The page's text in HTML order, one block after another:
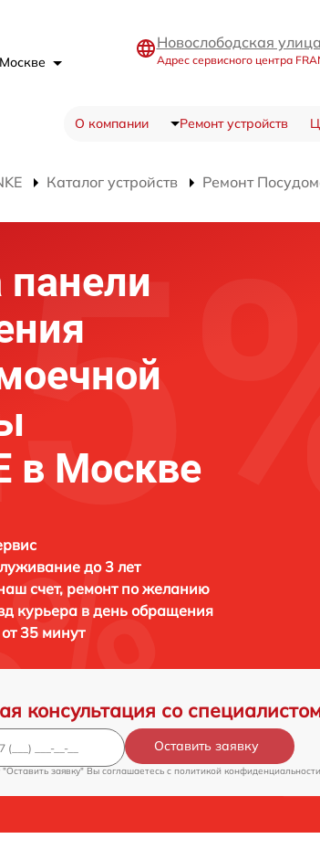
Новослободская
Адрес сервисного центра
О компании Ремонт устройств
Каталог устройств Ремонт
в Москве
до 3 лет
счет, ремонт по желанию
курьера в день обращения
от 35 минут
консультация со
Оставить заявку
заявку" Вы соглашаетесь c политикой конфиденциальности